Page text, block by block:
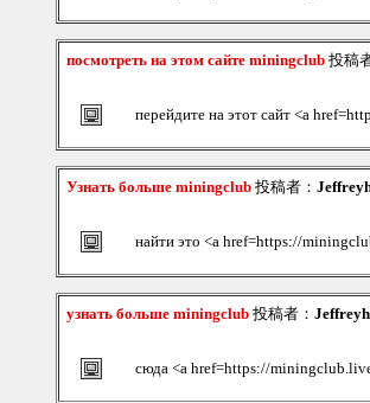
посмотреть на этом сайте miningclub 投稿
перейдите на этот сайт <a
Узнать больше miningclub 投稿者：
найти это <a href=https://
узнать больше miningclub 投稿者：
сюда <a href=https://